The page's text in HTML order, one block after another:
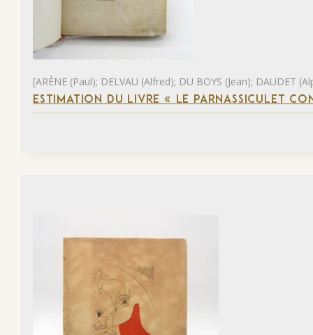
[ARÈNE (Paul); DELVAU (Alfred); DU BOYS (Jean); DAUDET
ESTIMATION DU LIVRE « LE PARNASSICULET